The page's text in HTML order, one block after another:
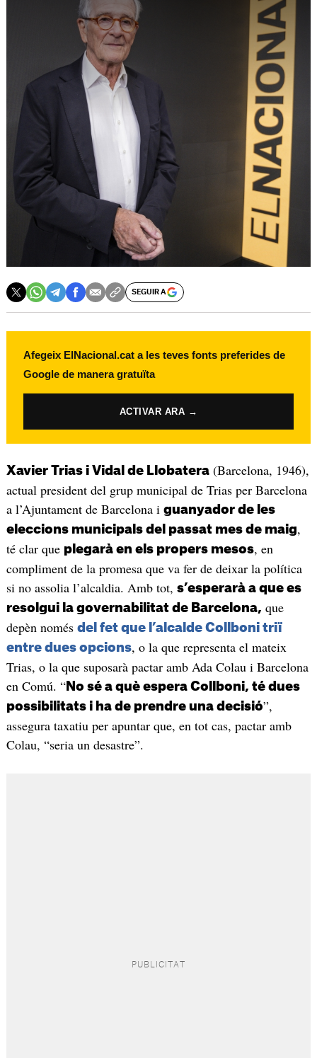
SEGUIR A
Afegeix ElNacional.cat a les teves fonts preferides de
Google de manera gratuïta
ACTIVAR ARA →
Xavier Trias i Vidal de Llobatera(Barcelona, 1946),
actual president del grup municipal de Trias per Barcelona
a l’Ajuntament de Barcelona i guanyador de les
eleccions municipals del passat mes de maig,
té clar que plegarà en els propers mesos, en
compliment de la promesa que va fer de deixar la política
si no assolia l’alcaldia. Amb tot, s’esperarà a que es
resolgui la governabilitat de Barcelona, que
depèn només del fet que l’alcalde Collboni triï
entre dues opcions, o la que representa el mateix
Trias, o la que suposarà pactar amb Ada Colau i Barcelona
en Comú. “No sé a què espera Collboni, té dues
possibilitats i ha de prendre una decisió”,
assegura taxatiu per apuntar que, en tot cas, pactar amb
Colau, “seria un desastre”.